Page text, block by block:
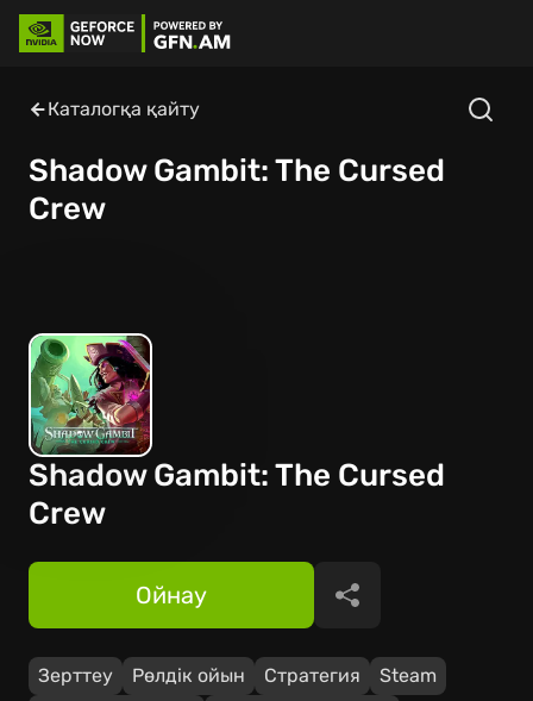
Каталогқа қайту
Shadow Gambit: The Cursed
Crew
Shadow Gambit: The Cursed
Crew
Зерттеу Рөлдік ойын Стратегия
Steam
Ойнау Бөлісу